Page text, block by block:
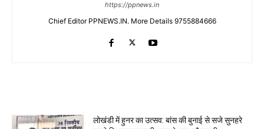
https://ppnews.in
Chief Editor PPNEWS.IN. More Details 9755884666
लोखंडी में हुनर का उत्सव: बांस की बुनाई से सजे सुनहरे